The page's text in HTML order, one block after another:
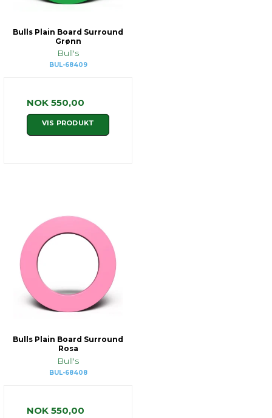
Bulls Plain Board Surround
Grønn
Bull's
BUL-68409
NOK 550,00
VIS PRODUKT
Bulls Plain Board Surround
Rosa
Bull's
BUL-68408
NOK 550,00